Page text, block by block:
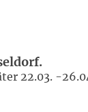
22.03. -